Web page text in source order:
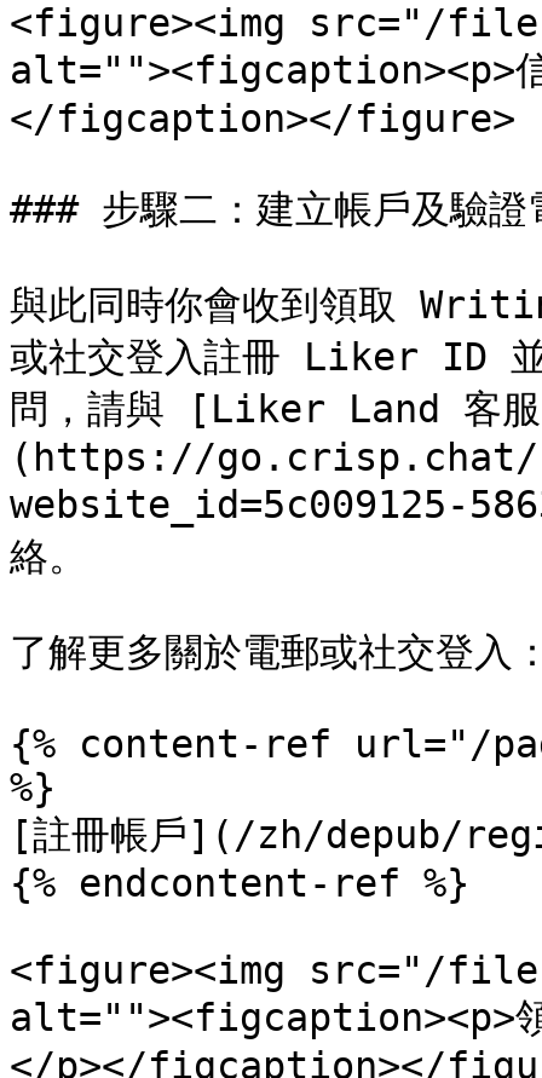
<figure><img src="/files/
alt=""><figcaption><p>信
</figcaption></figure>
### 步驟二：建立帳戶及驗證
與此同時你會收到領取
或社交登入註冊 Liker ID 並
問，請與 [Liker Land 客
(https://go.crisp.chat/
website_id=5c009125-
絡。
了解更多關於電郵或社交登入
{% content-ref url="/
%}
[註冊帳戶](/zh/depub/
{% endcontent-ref %}
<figure><img src="/
alt=""><figcaption><p>
</p></figcaption></